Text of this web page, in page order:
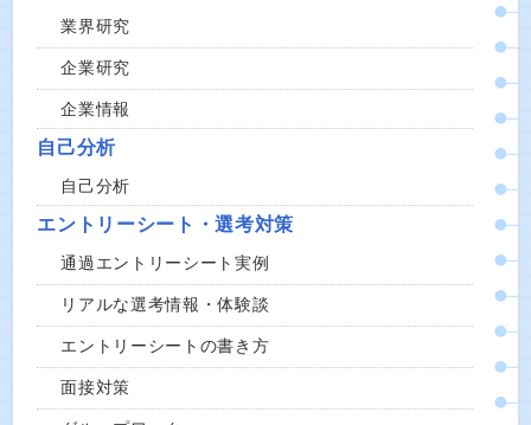
業界研究
企業研究
企業情報
自己分析
自己分析
エントリーシート・選考対策
通過エントリーシート実例
リアルな選考情報・体験談
エントリーシートの書き方
面接対策